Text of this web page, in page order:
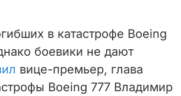
в катастрофе Boeing
боевики не дают
вице-премьер, глава
Boeing 777 Владимир